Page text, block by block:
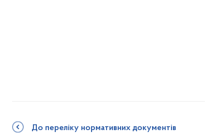
До переліку нормативних документів